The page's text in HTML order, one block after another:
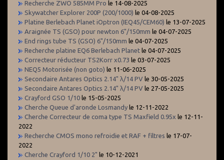
Recherche ZWO 585MM Pro le 14-08-2025
Skywatcher Explorer 200P (200/1000) le 04-08-2025
Platine Berlebach Planet iOptron (IEQ45/CEM60) le 13-07-2025
Araignée TS (GSO) pour newton 6"/150mm le 04-07-2025
End rings tube TS (GSO) 6"/150mm le 04-07-2025
Recherche platine EQ6 Berlebach Planet le 04-07-2025
Correcteur réducteur TS2Korr x0.73 le 03-07-2025
NEQ5 Motorisée (non goto) le 11-06-2025
Secondaire Antares Optics 2.14" λ/14 PV le 30-05-2025
Secondaire Antares Optics 2.14" λ/14 PV le 27-05-2025
Crayford GSO 1/10 le 15-05-2025
Cherche Queue d'aronde Losmandy le 12-11-2022
Cherche Correcteur de coma type TS Maxfield 0.95x le 12-11-
2022
Recherche CMOS mono refroidie et RAF + filtres le 17-07-
2022
Cherche Crayford 1/10 2" le 10-12-2021